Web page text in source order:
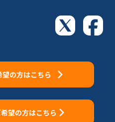
の方はこちら
望の方はこちら